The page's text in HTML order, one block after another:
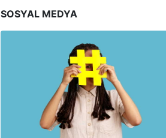
SOSYAL MEDYA